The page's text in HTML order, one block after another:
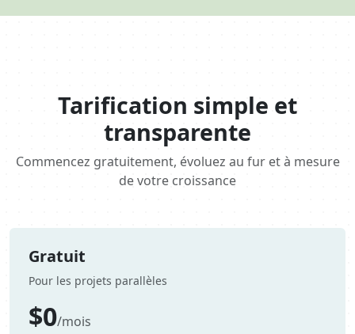
Tarification simple et
transparente
Commencez gratuitement, évoluez au fur et à mesure
de votre croissance
Gratuit
Pour les projets parallèles
$0/mois